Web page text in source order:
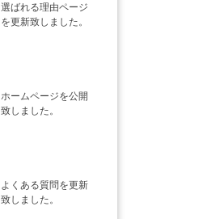
選ばれる理由ページ
を更新致しました。
ホームページを公開
致しました。
よくある質問を更新
致しました。